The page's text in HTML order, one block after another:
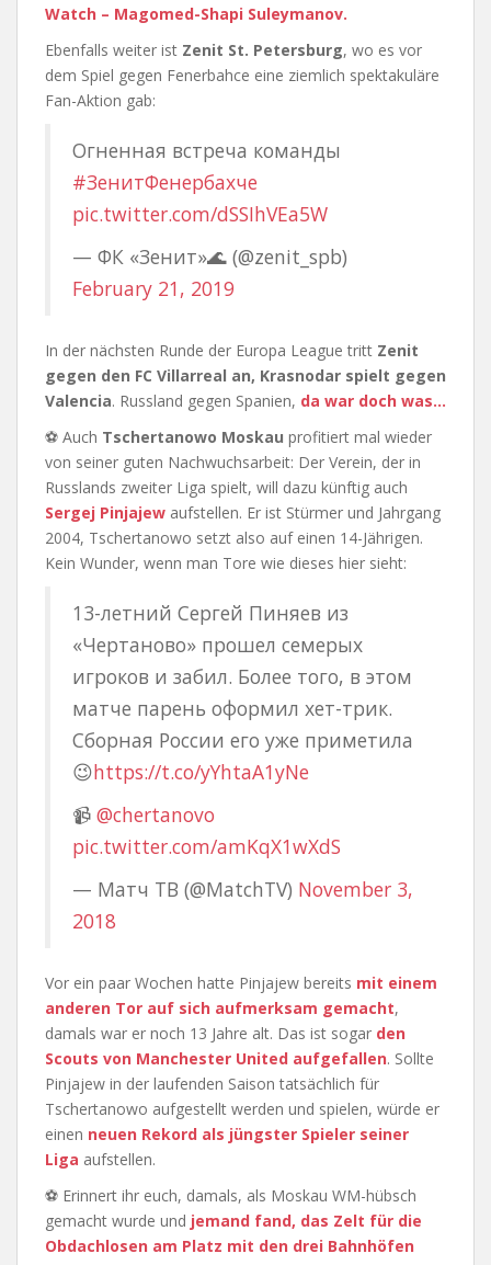
Watch – Magomed-Shapi Suleymanov.
Ebenfalls weiter ist Zenit St. Petersburg, wo es vor
dem Spiel gegen Fenerbahce eine ziemlich spektakuläre
Fan-Aktion gab:
Огненная встреча команды
#ЗенитФенербахче
pic.twitter.com/dSSIhVEa5W
— ФК «Зенит»🌊 (@zenit_spb)
February 21, 2019
In der nächsten Runde der Europa League tritt Zenit
gegen den FC Villarreal an, Krasnodar spielt gegen
Valencia. Russland gegen Spanien, da war doch was…
⚽ Auch Tschertanowo Moskau profitiert mal wieder
von seiner guten Nachwuchsarbeit: Der Verein, der in
Russlands zweiter Liga spielt, will dazu künftig auch
Sergej Pinjajew aufstellen. Er ist Stürmer und Jahrgang
2004, Tschertanowo setzt also auf einen 14-Jährigen.
Kein Wunder, wenn man Tore wie dieses hier sieht:
13-летний Сергей Пиняев из
«Чертаново» прошел семерых
игроков и забил. Более того, в этом
матче парень оформил хет-трик.
Сборная России его уже приметила
😉https://t.co/yYhtaA1yNe
📹 @chertanovo
pic.twitter.com/amKqX1wXdS
— Матч ТВ (@MatchTV) November 3,
2018
Vor ein paar Wochen hatte Pinjajew bereits mit einem
anderen Tor auf sich aufmerksam gemacht,
damals war er noch 13 Jahre alt. Das ist sogar den
Scouts von Manchester United aufgefallen. Sollte
Pinjajew in der laufenden Saison tatsächlich für
Tschertanowo aufgestellt werden und spielen, würde er
einen neuen Rekord als jüngster Spieler seiner
Liga aufstellen.
⚽ Erinnert ihr euch, damals, als Moskau WM-hübsch
gemacht wurde und jemand fand, das Zelt für die
Obdachlosen am Platz mit den drei Bahnhöfen